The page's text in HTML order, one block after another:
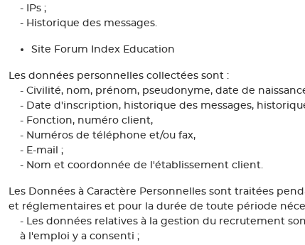
- IPs ;
- Historique des messages.
Site Forum Index Education
Les données personnelles collectées sont :
- Civilité, nom, prénom, pseudonyme, date de
- Date d'inscription, historique des messages,
- Fonction, numéro client,
- Numéros de téléphone et/ou fax,
- E-mail ;
- Nom et coordonnée de l'établissement client.
Les Données à Caractère Personnelles sont traitées
et réglementaires et pour la durée de toute période
- Les données relatives à la gestion du recrutement
à l'emploi y a consenti ;